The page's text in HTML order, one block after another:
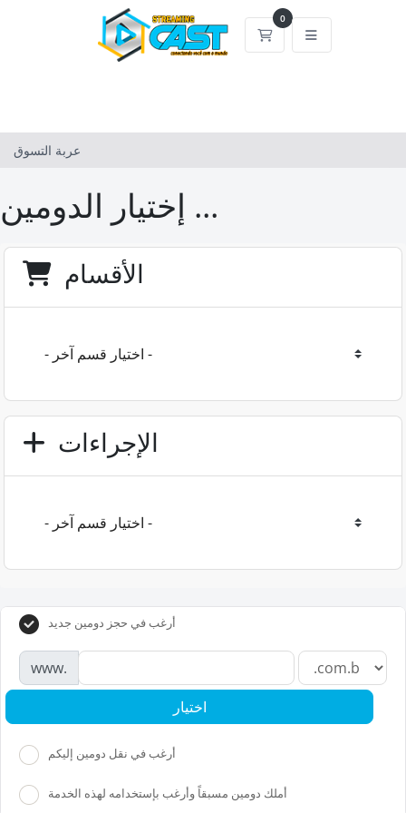
0
عربة التسوق
عربة التسوق
إختيار الدومين ...
الأقسام
الإجراءات
أرغب في حجز دومين جديد
www.
اختيار
أرغب في نقل دومين إليكم
أملك دومين مسبقاً وأرغب بإستخدامه لهذه الخدمة